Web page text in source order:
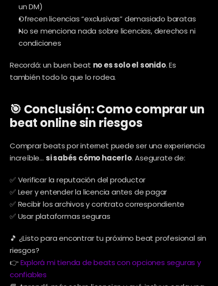
un DM)
Ofrecen licencias “exclusivas” demasiado baratas
No se menciona nada sobre licencias, derechos ni
condiciones
Recordá: un buen beat no es solo el sonido. Es
también todo lo que lo rodea.
🎯 Conclusión: Como comprar un
beat online sin riesgos
Comprar beats por internet puede ser una experiencia
increíble… si sabés cómo hacerlo. Asegurate de:
✅ Verificar la reputación del productor
✅ Leer y entender la licencia antes de pagar
✅ Recibir los archivos y contrato correspondiente
✅ Usar plataformas seguras
🎵 ¿Listo para encontrar tu próximo beat profesional sin
riesgos?
👉 Explorá mi tienda de beats con opciones seguras y
confiables